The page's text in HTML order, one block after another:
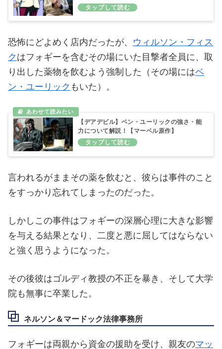
恐怖にどよめく店内だったが、 ウィルソン・フィス
ク はフォギーを含むその場にいた目撃者全員に、取
り出した薬物を飲むよう強制した（その場にはベ
ン・ユーリック もいた）。
【デアデビル】ベン・ユーリックの強さ・能
力について解説！【マーベル原作】
言われるがままその薬を飲むと、彼らは事件のこと
をすっかり忘れてしまったのだった。
しかしこの事件はフォギーの深層心理に大きな影響
を与える結果となり、二度と悪に屈してはならない
と強く思うようになった。
その後彼はゴルディ教授の不正を暴き、そして大学
院も無事に卒業した。
ネルソン＆マードック法律事務所
フォギーは両親から資金の援助を受け、親友のマッ